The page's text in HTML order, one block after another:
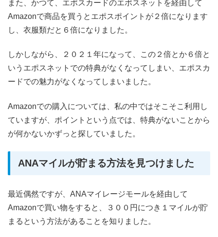
また、かつて、エポスカードのエポスネットを経由して
Amazonで商品を買うとエポスポイントが２倍になります
し、衣服類だと６倍になりました。
しかしながら、２０２１年になって、この２倍とか６倍と
いうエポスネットでの特典がなくなってしまい、エポスカ
ードでの魅力がなくなってしまいました。
Amazonでの購入については、私の中ではそこそこ利用し
ていますが、ポイントという点では、特典がないことから
が何かないかずっと探していました。
ANAマイルが貯まる方法を見つけました
最近偶然ですが、ANAマイレージモールを経由して
Amazonで買い物をすると、３００円につき１マイルが貯
まるという方法があることを知りました。